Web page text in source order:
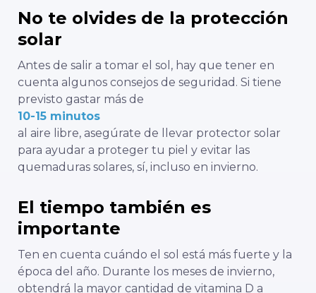
No te olvides de la protección
solar
Antes de salir a tomar el sol, hay que tener en
cuenta algunos consejos de seguridad. Si tiene
previsto gastar más de
10-15 minutos
al aire libre, asegúrate de llevar protector solar
para ayudar a proteger tu piel y evitar las
quemaduras solares, sí, incluso en invierno.
El tiempo también es
importante
Ten en cuenta cuándo el sol está más fuerte y la
época del año. Durante los meses de invierno,
obtendrá la mayor cantidad de vitamina D a